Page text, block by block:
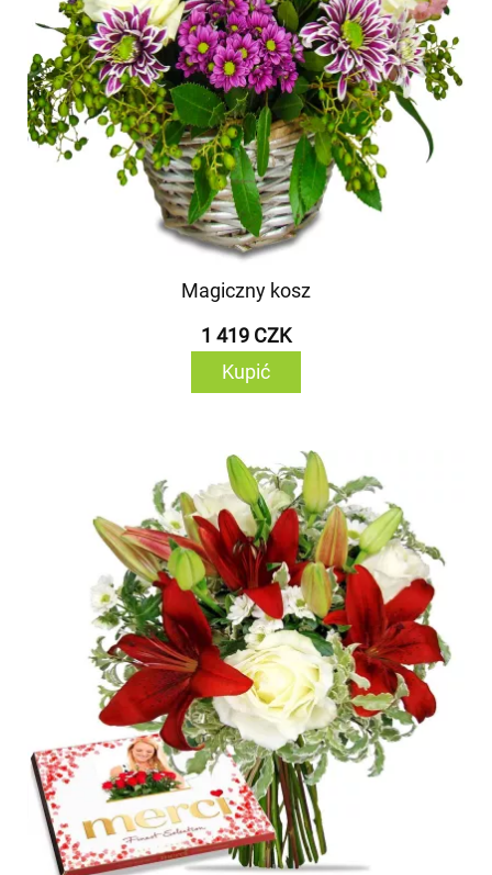
Magiczny kosz
1 419 CZK
Kupić